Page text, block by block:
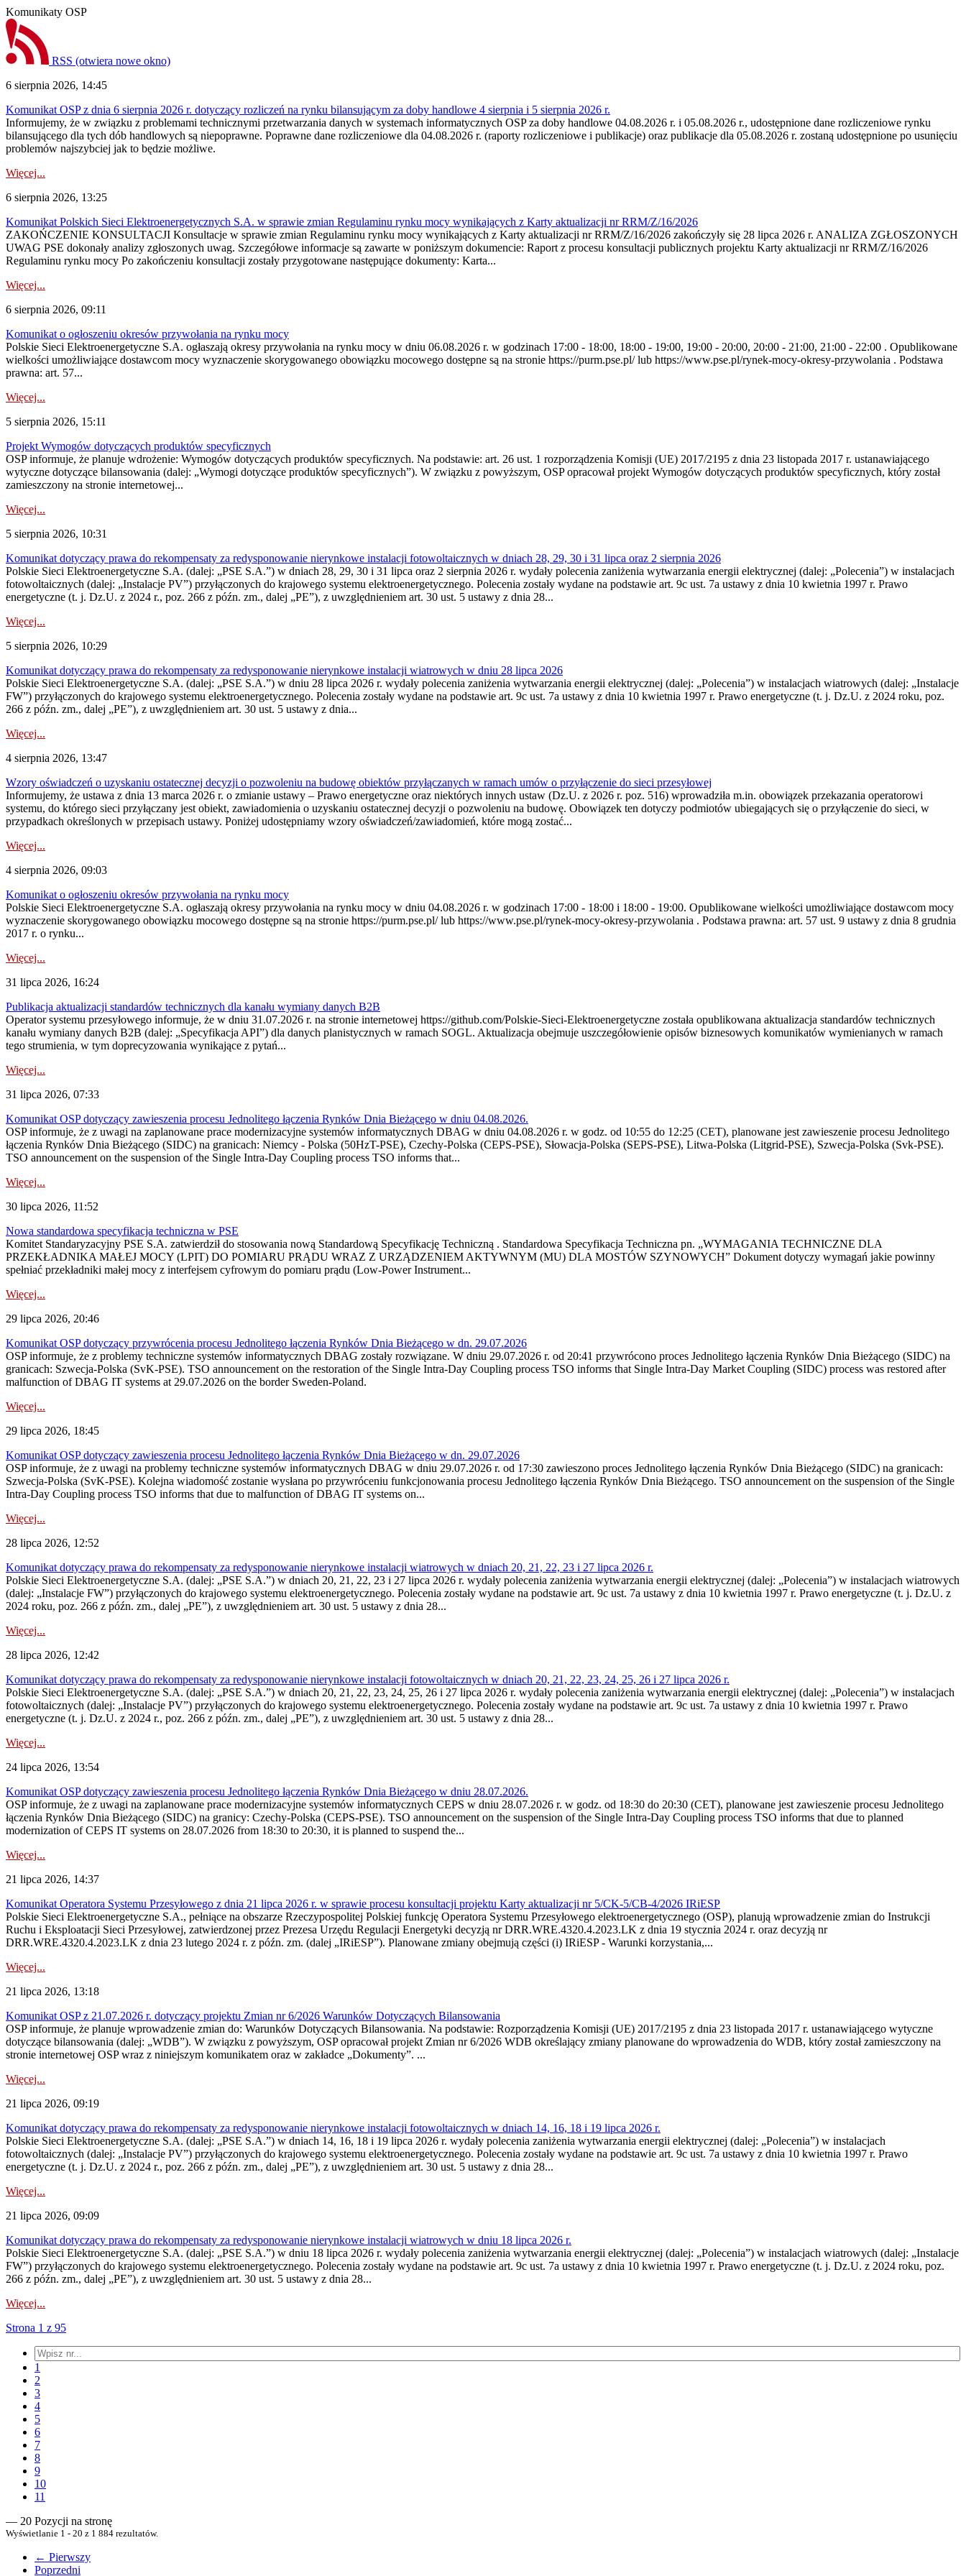
Komunikaty OSP
RSS (otwiera nowe okno)
6 sierpnia 2026, 14:45
Komunikat OSP z dnia 6 sierpnia 2026 r. dotyczący rozliczeń na rynku bilansującym za doby handlowe 4 sierpnia i 5 sierpnia 2026 r.
Informujemy, że w związku z problemami technicznymi przetwarzania danych w systemach informatycznych OSP za doby handlowe 04.08.2026 r. i 05.08.2026 r., udostępnione dane rozliczeniowe rynku
bilansującego dla tych dób handlowych są niepoprawne. Poprawne dane rozliczeniowe dla 04.08.2026 r. (raporty rozliczeniowe i publikacje) oraz publikacje dla 05.08.2026 r. zostaną udostępnione po usunięciu
problemów najszybciej jak to będzie możliwe.
Więcej...
6 sierpnia 2026, 13:25
Komunikat Polskich Sieci Elektroenergetycznych S.A. w sprawie zmian Regulaminu rynku mocy wynikających z Karty aktualizacji nr RRM/Z/16/2026
ZAKOŃCZENIE KONSULTACJI Konsultacje w sprawie zmian Regulaminu rynku mocy wynikających z Karty aktualizacji nr RRM/Z/16/2026 zakończyły się 28 lipca 2026 r. ANALIZA ZGŁOSZONYCH
UWAG PSE dokonały analizy zgłoszonych uwag. Szczegółowe informacje są zawarte w poniższym dokumencie: Raport z procesu konsultacji publicznych projektu Karty aktualizacji nr RRM/Z/16/2026
Regulaminu rynku mocy Po zakończeniu konsultacji zostały przygotowane następujące dokumenty: Karta...
Więcej...
6 sierpnia 2026, 09:11
Komunikat o ogłoszeniu okresów przywołania na rynku mocy
Polskie Sieci Elektroenergetyczne S.A. ogłaszają okresy przywołania na rynku mocy w dniu 06.08.2026 r. w godzinach 17:00 - 18:00, 18:00 - 19:00, 19:00 - 20:00, 20:00 - 21:00, 21:00 - 22:00 . Opublikowane
wielkości umożliwiające dostawcom mocy wyznaczenie skorygowanego obowiązku mocowego dostępne są na stronie https://purm.pse.pl/ lub https://www.pse.pl/rynek-mocy-okresy-przywolania . Podstawa
prawna: art. 57...
Więcej...
5 sierpnia 2026, 15:11
Projekt Wymogów dotyczących produktów specyficznych
OSP informuje, że planuje wdrożenie: Wymogów dotyczących produktów specyficznych. Na podstawie: art. 26 ust. 1 rozporządzenia Komisji (UE) 2017/2195 z dnia 23‍ listopada 2017 r. ustanawiającego
wytyczne dotyczące bilansowania (dalej: „Wymogi dotyczące produktów specyficznych”). W związku z powyższym, OSP opracował projekt Wymogów dotyczących produktów specyficznych, który został
zamieszczony na stronie internetowej...
Więcej...
5 sierpnia 2026, 10:31
Komunikat dotyczący prawa do rekompensaty za redysponowanie nierynkowe instalacji fotowoltaicznych w dniach 28, 29, 30 i 31 lipca oraz 2 sierpnia 2026
Polskie Sieci Elektroenergetyczne S.A. (dalej: „PSE S.A.”) w dniach 28, 29, 30 i 31 lipca oraz 2 sierpnia 2026 r. wydały polecenia zaniżenia wytwarzania energii elektrycznej (dalej: „Polecenia”) w instalacjach
fotowoltaicznych (dalej: „Instalacje PV”) przyłączonych do krajowego systemu elektroenergetycznego. Polecenia zostały wydane na podstawie art. 9c ust. 7a ustawy z dnia 10 kwietnia 1997 r. Prawo
energetyczne (t. j. Dz.U. z 2024 r., poz. 266 z późn. zm., dalej „PE”), z uwzględnieniem art. 30 ust. 5 ustawy z dnia 28...
Więcej...
5 sierpnia 2026, 10:29
Komunikat dotyczący prawa do rekompensaty za redysponowanie nierynkowe instalacji wiatrowych w dniu 28 lipca 2026
Polskie Sieci Elektroenergetyczne S.A. (dalej: „PSE S.A.”) w dniu 28 lipca 2026 r. wydały polecenia zaniżenia wytwarzania energii elektrycznej (dalej: „Polecenia”) w instalacjach wiatrowych (dalej: „Instalacje
FW”) przyłączonych do krajowego systemu elektroenergetycznego. Polecenia zostały wydane na podstawie art. 9c ust. 7a ustawy z dnia 10 kwietnia 1997 r. Prawo energetyczne (t. j. Dz.U. z 2024 roku, poz.
266 z późn. zm., dalej „PE”), z uwzględnieniem art. 30 ust. 5 ustawy z dnia...
Więcej...
4 sierpnia 2026, 13:47
Wzory oświadczeń o uzyskaniu ostatecznej decyzji o pozwoleniu na budowę obiektów przyłączanych w ramach umów o przyłączenie do sieci przesyłowej
Informujemy, że ustawa z dnia 13 marca 2026 r. o zmianie ustawy – Prawo energetyczne oraz niektórych innych ustaw (Dz.U. z 2026 r. poz. 516) wprowadziła m.in. obowiązek przekazania operatorowi
systemu, do którego sieci przyłączany jest obiekt, zawiadomienia o uzyskaniu ostatecznej decyzji o pozwoleniu na budowę. Obowiązek ten dotyczy podmiotów ubiegających się o przyłączenie do sieci, w
przypadkach określonych w przepisach ustawy. Poniżej udostępniamy wzory oświadczeń/zawiadomień, które mogą zostać...
Więcej...
4 sierpnia 2026, 09:03
Komunikat o ogłoszeniu okresów przywołania na rynku mocy
Polskie Sieci Elektroenergetyczne S.A. ogłaszają okresy przywołania na rynku mocy w dniu 04.08.2026 r. w godzinach 17:00 - 18:00 i 18:00 - 19:00. Opublikowane wielkości umożliwiające dostawcom mocy
wyznaczenie skorygowanego obowiązku mocowego dostępne są na stronie https://purm.pse.pl/ lub https://www.pse.pl/rynek-mocy-okresy-przywolania . Podstawa prawna: art. 57 ust. 9 ustawy z dnia 8 grudnia
2017 r. o rynku...
Więcej...
31 lipca 2026, 16:24
Publikacja aktualizacji standardów technicznych dla kanału wymiany danych B2B
Operator systemu przesyłowego informuje, że w dniu 31.07.2026 r. na stronie internetowej https://github.com/Polskie-Sieci-Elektroenergetyczne została opublikowana aktualizacja standardów technicznych
kanału wymiany danych B2B (dalej: „Specyfikacja API”) dla danych planistycznych w ramach SOGL. Aktualizacja obejmuje uszczegółowienie opisów biznesowych komunikatów wymienianych w ramach
tego strumienia, w tym doprecyzowania wynikające z pytań...
Więcej...
31 lipca 2026, 07:33
Komunikat OSP dotyczący zawieszenia procesu Jednolitego łączenia Rynków Dnia Bieżącego w dniu 04.08.2026.
OSP informuje, że z uwagi na zaplanowane prace modernizacyjne systemów informatycznych DBAG w dniu 04.08.2026 r. w godz. od 10:55 do 12:25 (CET), planowane jest zawieszenie procesu Jednolitego
łączenia Rynków Dnia Bieżącego (SIDC) na granicach: Niemcy - Polska (50HzT-PSE), Czechy-Polska (CEPS-PSE), Słowacja-Polska (SEPS-PSE), Litwa-Polska (Litgrid-PSE), Szwecja-Polska (Svk-PSE).
TSO announcement on the suspension of the Single Intra-Day Coupling process TSO informs that...
Więcej...
30 lipca 2026, 11:52
Nowa standardowa specyfikacja techniczna w PSE
Komitet Standaryzacyjny PSE S.A. zatwierdził do stosowania nową Standardową Specyfikację Techniczną . Standardowa Specyfikacja Techniczna pn. „WYMAGANIA TECHNICZNE DLA
PRZEKŁADNIKA MAŁEJ MOCY (LPIT) DO POMIARU PRĄDU WRAZ Z URZĄDZENIEM AKTYWNYM (MU) DLA MOSTÓW SZYNOWYCH” Dokument dotyczy wymagań jakie powinny
spełniać przekładniki małej mocy z interfejsem cyfrowym do pomiaru prądu (Low-Power Instrument...
Więcej...
29 lipca 2026, 20:46
Komunikat OSP dotyczący przywrócenia procesu Jednolitego łączenia Rynków Dnia Bieżącego w dn. 29.07.2026
OSP informuje, że z problemy techniczne systemów informatycznych DBAG zostały rozwiązane. W dniu 29.07.2026 r. od 20:41 przywrócono proces Jednolitego łączenia Rynków Dnia Bieżącego (SIDC) na
granicach: Szwecja-Polska (SvK-PSE). TSO announcement on the restoration of the Single Intra-Day Coupling process TSO informs that Single Intra-Day Market Coupling (SIDC) process was restored after
malfunction of DBAG IT systems at 29.07.2026 on the border Sweden-Poland.
Więcej...
29 lipca 2026, 18:45
Komunikat OSP dotyczący zawieszenia procesu Jednolitego łączenia Rynków Dnia Bieżącego w dn. 29.07.2026
OSP informuje, że z uwagi na problemy techniczne systemów informatycznych DBAG w dniu 29.07.2026 r. od 17:30 zawieszono proces Jednolitego łączenia Rynków Dnia Bieżącego (SIDC) na granicach:
Szwecja-Polska (SvK-PSE). Kolejna wiadomość zostanie wysłana po przywróceniu funkcjonowania procesu Jednolitego łączenia Rynków Dnia Bieżącego. TSO announcement on the suspension of the Single
Intra-Day Coupling process TSO informs that due to malfunction of DBAG IT systems on...
Więcej...
28 lipca 2026, 12:52
Komunikat dotyczący prawa do rekompensaty za redysponowanie nierynkowe instalacji wiatrowych w dniach 20, 21, 22, 23 i 27 lipca 2026 r.
Polskie Sieci Elektroenergetyczne S.A. (dalej: „PSE S.A.”) w dniach 20, 21, 22, 23 i 27 lipca 2026 r. wydały polecenia zaniżenia wytwarzania energii elektrycznej (dalej: „Polecenia”) w instalacjach wiatrowych
(dalej: „Instalacje FW”) przyłączonych do krajowego systemu elektroenergetycznego. Polecenia zostały wydane na podstawie art. 9c ust. 7a ustawy z dnia 10 kwietnia 1997 r. Prawo energetyczne (t. j. Dz.U. z
2024 roku, poz. 266 z późn. zm., dalej „PE”), z uwzględnieniem art. 30 ust. 5 ustawy z dnia 28...
Więcej...
28 lipca 2026, 12:42
Komunikat dotyczący prawa do rekompensaty za redysponowanie nierynkowe instalacji fotowoltaicznych w dniach 20, 21, 22, 23, 24, 25, 26 i 27 lipca 2026 r.
Polskie Sieci Elektroenergetyczne S.A. (dalej: „PSE S.A.”) w dniach 20, 21, 22, 23, 24, 25, 26 i 27 lipca 2026 r. wydały polecenia zaniżenia wytwarzania energii elektrycznej (dalej: „Polecenia”) w instalacjach
fotowoltaicznych (dalej: „Instalacje PV”) przyłączonych do krajowego systemu elektroenergetycznego. Polecenia zostały wydane na podstawie art. 9c ust. 7a ustawy z dnia 10 kwietnia 1997 r. Prawo
energetyczne (t. j. Dz.U. z 2024 r., poz. 266 z późn. zm., dalej „PE”), z uwzględnieniem art. 30 ust. 5 ustawy z dnia 28...
Więcej...
24 lipca 2026, 13:54
Komunikat OSP dotyczący zawieszenia procesu Jednolitego łączenia Rynków Dnia Bieżącego w dniu 28.07.2026.
OSP informuje, że z uwagi na zaplanowane prace modernizacyjne systemów informatycznych CEPS w dniu 28.07.2026 r. w godz. od 18:30 do 20:30 (CET), planowane jest zawieszenie procesu Jednolitego
łączenia Rynków Dnia Bieżącego (SIDC) na granicy: Czechy-Polska (CEPS-PSE). TSO announcement on the suspension of the Single Intra-Day Coupling process TSO informs that due to planned
modernization of CEPS IT systems on 28.07.2026 from 18:30 to 20:30, it is planned to suspend the...
Więcej...
21 lipca 2026, 14:37
Komunikat Operatora Systemu Przesyłowego z dnia 21 lipca 2026 r. w sprawie procesu konsultacji projektu Karty aktualizacji nr 5/CK-5/CB-4/2026 IRiESP
Polskie Sieci Elektroenergetyczne S.A., pełniące na obszarze Rzeczypospolitej Polskiej funkcję Operatora Systemu Przesyłowego elektroenergetycznego (OSP), planują wprowadzenie zmian do Instrukcji
Ruchu i Eksploatacji Sieci Przesyłowej, zatwierdzonej przez Prezesa Urzędu Regulacji Energetyki decyzją nr DRR.WRE.4320.4.2023.LK z dnia 19 stycznia 2024 r. oraz decyzją nr
DRR.WRE.4320.4.2023.LK z dnia 23 lutego 2024 r. z późn. zm. (dalej „IRiESP”). Planowane zmiany obejmują części (i) IRiESP - Warunki korzystania,...
Więcej...
21 lipca 2026, 13:18
Komunikat OSP z 21.07.2026 r. dotyczący projektu Zmian nr 6/2026 Warunków Dotyczących Bilansowania
OSP informuje, że planuje wprowadzenie zmian do: Warunków Dotyczących Bilansowania. Na podstawie: Rozporządzenia Komisji (UE) 2017/2195 z dnia 23‍ listopada 2017 r. ustanawiającego wytyczne
dotyczące bilansowania (dalej: „WDB”). W związku z powyższym, OSP opracował projekt Zmian nr 6/2026 WDB określający zmiany planowane do wprowadzenia do WDB, który został zamieszczony na
stronie internetowej OSP wraz z niniejszym komunikatem oraz w zakładce „Dokumenty”. ...
Więcej...
21 lipca 2026, 09:19
Komunikat dotyczący prawa do rekompensaty za redysponowanie nierynkowe instalacji fotowoltaicznych w dniach 14, 16, 18 i 19 lipca 2026 r.
Polskie Sieci Elektroenergetyczne S.A. (dalej: „PSE S.A.”) w dniach 14, 16, 18 i 19 lipca 2026 r. wydały polecenia zaniżenia wytwarzania energii elektrycznej (dalej: „Polecenia”) w instalacjach
fotowoltaicznych (dalej: „Instalacje PV”) przyłączonych do krajowego systemu elektroenergetycznego. Polecenia zostały wydane na podstawie art. 9c ust. 7a ustawy z dnia 10 kwietnia 1997 r. Prawo
energetyczne (t. j. Dz.U. z 2024 r., poz. 266 z późn. zm., dalej „PE”), z uwzględnieniem art. 30 ust. 5 ustawy z dnia 28...
Więcej...
21 lipca 2026, 09:09
Komunikat dotyczący prawa do rekompensaty za redysponowanie nierynkowe instalacji wiatrowych w dniu 18 lipca 2026 r.
Polskie Sieci Elektroenergetyczne S.A. (dalej: „PSE S.A.”) w dniu 18 lipca 2026 r. wydały polecenia zaniżenia wytwarzania energii elektrycznej (dalej: „Polecenia”) w instalacjach wiatrowych (dalej: „Instalacje
FW”) przyłączonych do krajowego systemu elektroenergetycznego. Polecenia zostały wydane na podstawie art. 9c ust. 7a ustawy z dnia 10 kwietnia 1997 r. Prawo energetyczne (t. j. Dz.U. z 2024 roku, poz.
266 z późn. zm., dalej „PE”), z uwzględnieniem art. 30 ust. 5 ustawy z dnia 28...
Więcej...
Strona 1 z 95
1
2
3
4
5
6
7
8
9
10
11
— 20 Pozycji na stronę
Wyświetlanie 1 - 20 z 1 884 rezultatów.
← Pierwszy
Poprzedni